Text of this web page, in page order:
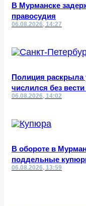
В Мурманске
правосудия
06.08.2026, 14:27
Полиция
числился без
06.08.2026, 14:02
В обороте в
поддельные
06.08.2026, 13:59